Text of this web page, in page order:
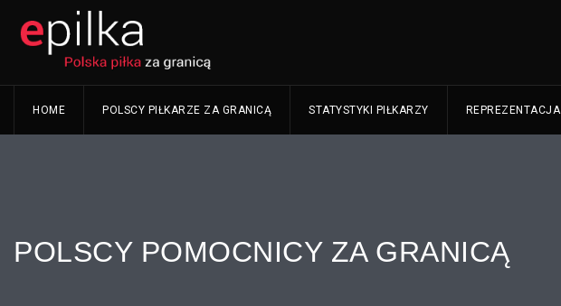
HOME POLSCY PIŁKARZE ZA GRANICĄ STATYSTYKI PIŁKARZY REPREZENTACJA
POLSCY POMOCNICY ZA GRANICĄ